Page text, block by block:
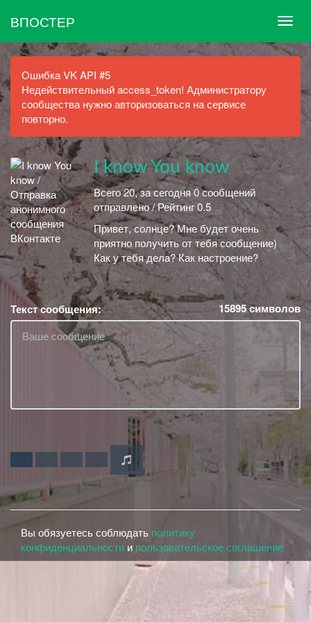
ВПОСТЕР
Ошибка VK API #5
Недействительный access_token! Администратору
сообщества нужно авторизоваться на сервисе
повторно.
I know You know
Всего 20, за сегодня 0 сообщений
отправлено / Рейтинг 0.5
Привет, солнце? Мне будет очень
приятно получить от тебя сообщение)
Как у тебя дела? Как настроение?
Текст сообщения: 15895символов
Вы обязуетесь соблюдать политику
конфиденциальности и пользовательское соглашение